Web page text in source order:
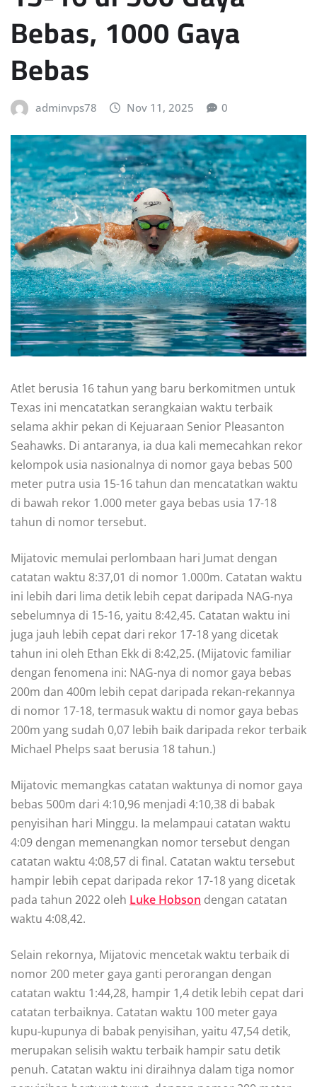
Bebas, 1000 Gaya
Bebas
adminvps78 Nov 11, 2025 0
Atlet berusia 16 tahun yang baru berkomitmen untuk
Texas ini mencatatkan serangkaian waktu terbaik
selama akhir pekan di Kejuaraan Senior Pleasanton
Seahawks. Di antaranya, ia dua kali memecahkan rekor
kelompok usia nasionalnya di nomor gaya bebas 500
meter putra usia 15-16 tahun dan mencatatkan waktu
di bawah rekor 1.000 meter gaya bebas usia 17-18
tahun di nomor tersebut.
Mijatovic memulai perlombaan hari Jumat dengan
catatan waktu 8:37,01 di nomor 1.000m. Catatan waktu
ini lebih dari lima detik lebih cepat daripada NAG-nya
sebelumnya di 15-16, yaitu 8:42,45. Catatan waktu ini
juga jauh lebih cepat dari rekor 17-18 yang dicetak
tahun ini oleh Ethan Ekk di 8:42,25. (Mijatovic familiar
dengan fenomena ini: NAG-nya di nomor gaya bebas
200m dan 400m lebih cepat daripada rekan-rekannya
di nomor 17-18, termasuk waktu di nomor gaya bebas
200m yang sudah 0,07 lebih baik daripada rekor terbaik
Michael Phelps saat berusia 18 tahun.)
Mijatovic memangkas catatan waktunya di nomor gaya
bebas 500m dari 4:10,96 menjadi 4:10,38 di babak
penyisihan hari Minggu. Ia melampaui catatan waktu
4:09 dengan memenangkan nomor tersebut dengan
catatan waktu 4:08,57 di final. Catatan waktu tersebut
hampir lebih cepat daripada rekor 17-18 yang dicetak
pada tahun 2022 oleh Luke Hobson dengan catatan
waktu 4:08,42.
Selain rekornya, Mijatovic mencetak waktu terbaik di
nomor 200 meter gaya ganti perorangan dengan
catatan waktu 1:44,28, hampir 1,4 detik lebih cepat dari
catatan terbaiknya. Catatan waktu 100 meter gaya
kupu-kupunya di babak penyisihan, yaitu 47,54 detik,
merupakan selisih waktu terbaik hampir satu detik
penuh. Catatan waktu ini diraihnya dalam tiga nomor